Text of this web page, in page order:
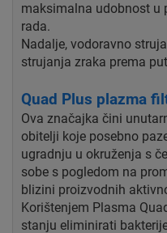
maksimalna udobnost u
rada.
Nadalje, vodoravno
strujanja zraka prema
Quad Plus plazma
Ova značajka čini
obitelji koje posebno
ugradnju u okruženja s
sobe s pogledom na
blizini proizvodnih
Korištenjem Plasma
stanju eliminirati